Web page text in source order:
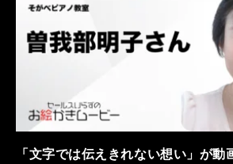
「文字では伝えきれない想い」が